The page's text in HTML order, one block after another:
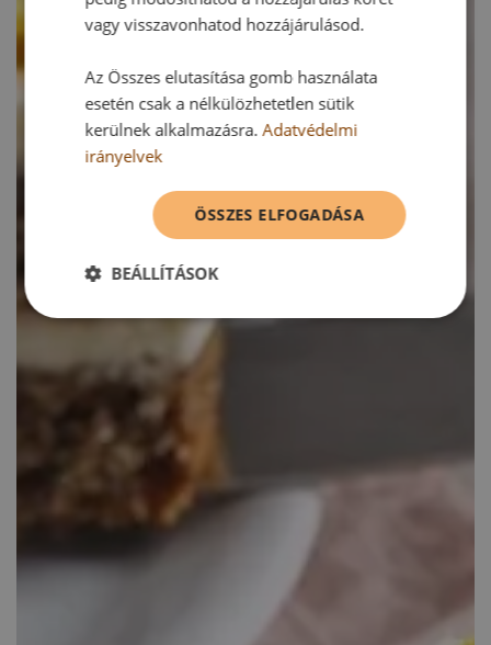
vagy visszavonhatod hozzájárulásod.
Az Összes elutasítása gomb használata
esetén csak a nélkülözhetetlen sütik
kerülnek alkalmazásra.Adatvédelmi
irányelvek
ÖSSZES ELFOGADÁSA
BEÁLLÍTÁSOK